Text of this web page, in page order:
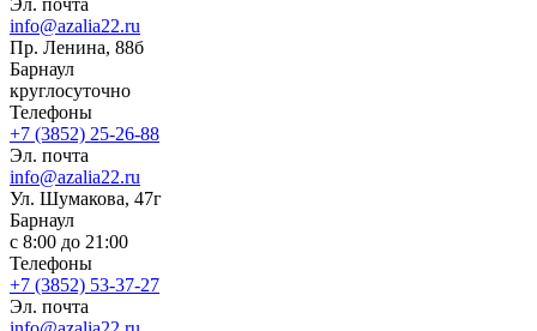
info@azalia22.ru
Пр. Ленина, 88б
Барнаул
круглосуточно
Телефоны
+7 (3852) 25-26-88
Эл. почта
info@azalia22.ru
Ул. Шумакова, 47г
Барнаул
с 8:00 до 21:00
Телефоны
+7 (3852) 53-37-27
Эл. почта